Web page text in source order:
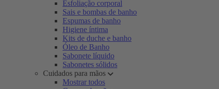
Esfoliação corporal
Sais e bombas de banho
Espumas de banho
Higiene íntima
Kits de duche e banho
Óleo de Banho
Sabonete líquido
Sabonetes sólidos
Cuidados para mãos
Mostrar todos